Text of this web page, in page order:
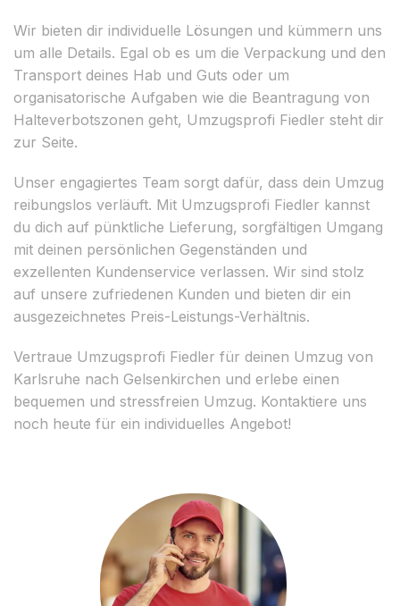
Wir bieten dir individuelle Lösungen und kümmern uns
um alle Details. Egal ob es um die Verpackung und den
Transport deines Hab und Guts oder um
organisatorische Aufgaben wie die Beantragung von
Halteverbotszonen geht, Umzugsprofi Fiedler steht dir
zur Seite.
Unser engagiertes Team sorgt dafür, dass dein Umzug
reibungslos verläuft. Mit Umzugsprofi Fiedler kannst
du dich auf pünktliche Lieferung, sorgfältigen Umgang
mit deinen persönlichen Gegenständen und
exzellenten Kundenservice verlassen. Wir sind stolz
auf unsere zufriedenen Kunden und bieten dir ein
ausgezeichnetes Preis-Leistungs-Verhältnis.
Vertraue Umzugsprofi Fiedler für deinen Umzug von
Karlsruhe nach Gelsenkirchen und erlebe einen
bequemen und stressfreien Umzug. Kontaktiere uns
noch heute für ein individuelles Angebot!